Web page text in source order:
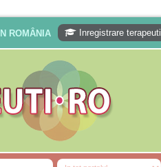
ROMÂNIA Inregistrare terapeuti